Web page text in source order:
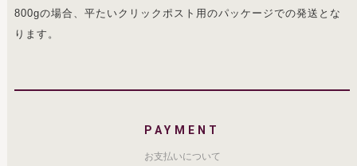
800gの場合、平たいクリックポスト用のパッケージでの発送とな
ります。
PAYMENT
お支払いについて